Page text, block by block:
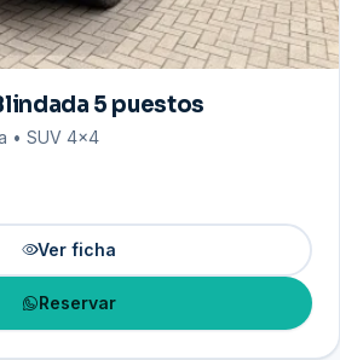
5 puestos
• SUV 4×4
Ver ficha
Reservar